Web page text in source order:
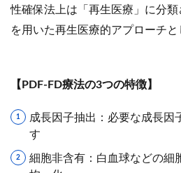
性確保法上は「再生医療」に分
を用いた再生医療的アプローチと
【PDF-FD療法の3つの特徴】
成長因子抽出：必要な成長因
す
細胞非含有：白血球などの細